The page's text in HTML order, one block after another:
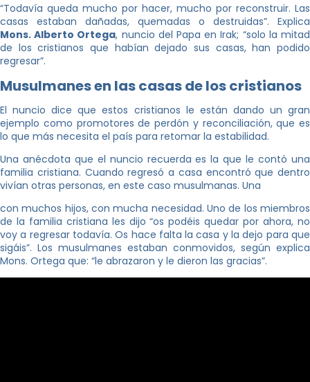
“Todavía queda mucho por hacer, mucho por reconstruir. Las
casas estaban dañadas, quemadas o destruidas”. Explica
Mons. Alberto Ortega, nuncio del Papa en Irak; “solo la mitad
de los cristianos que habían dejado sus casas, han podido
regresar”.
Musulmanes en las casas de los cristianos
El nuncio dice que estos cristianos le están dando un gran
ejemplo como promotores de perdón y reconciliación, que es
lo que más necesita el país para retomar la estabilidad.
Una anécdota que el nuncio recuerda es la que le contó una
familia cristiana. Cuando regresó a casa encontró que dentro
vivían otras personas, en este caso musulmanas. Una
con muchos hijos, con mucha necesidad. Uno de los miembros
de la familia cristiana les dijo “os podéis quedar por ahora, no
voy a regresar todavía. Os hace falta la casa y la dejo para que
sigáis”. Los musulmanes estaban conmovidos, según explica
Mons. Ortega que: “le abrazaron y le dieron las gracias”.